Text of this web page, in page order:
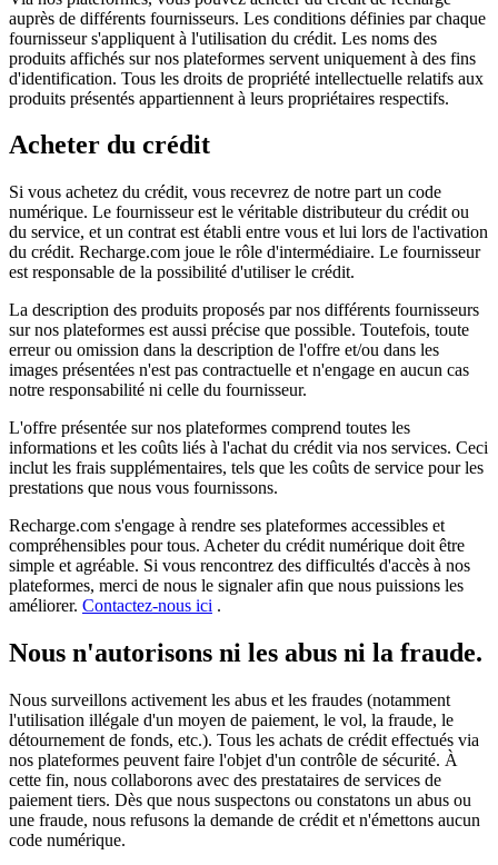
auprès de différents fournisseurs. Les conditions définies par chaque
fournisseur s'appliquent à l'utilisation du crédit. Les noms des
produits affichés sur nos plateformes servent uniquement à des fins
d'identification. Tous les droits de propriété intellectuelle relatifs aux
produits présentés appartiennent à leurs propriétaires respectifs.
Acheter du crédit
Si vous achetez du crédit, vous recevrez de notre part un code
numérique. Le fournisseur est le véritable distributeur du crédit ou
du service, et un contrat est établi entre vous et lui lors de l'activation
du crédit. Recharge.com joue le rôle d'intermédiaire. Le fournisseur
est responsable de la possibilité d'utiliser le crédit.
La description des produits proposés par nos différents fournisseurs
sur nos plateformes est aussi précise que possible. Toutefois, toute
erreur ou omission dans la description de l'offre et/ou dans les
images présentées n'est pas contractuelle et n'engage en aucun cas
notre responsabilité ni celle du fournisseur.
L'offre présentée sur nos plateformes comprend toutes les
informations et les coûts liés à l'achat du crédit via nos services. Ceci
inclut les frais supplémentaires, tels que les coûts de service pour les
prestations que nous vous fournissons.
Recharge.com s'engage à rendre ses plateformes accessibles et
compréhensibles pour tous. Acheter du crédit numérique doit être
simple et agréable. Si vous rencontrez des difficultés d'accès à nos
plateformes, merci de nous le signaler afin que nous puissions les
améliorer. Contactez-nous ici .
Nous n'autorisons ni les abus ni la fraude.
Nous surveillons activement les abus et les fraudes (notamment
l'utilisation illégale d'un moyen de paiement, le vol, la fraude, le
détournement de fonds, etc.). Tous les achats de crédit effectués via
nos plateformes peuvent faire l'objet d'un contrôle de sécurité. À
cette fin, nous collaborons avec des prestataires de services de
paiement tiers. Dès que nous suspectons ou constatons un abus ou
une fraude, nous refusons la demande de crédit et n'émettons aucun
code numérique.